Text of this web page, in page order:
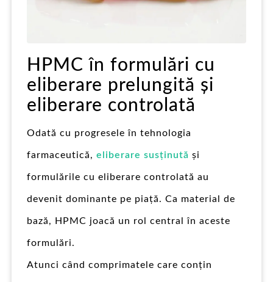
HPMC în formulări cu
eliberare prelungită și
eliberare controlată
Odată cu progresele în tehnologia
farmaceutică, eliberare susținută și
formulările cu eliberare controlată au
devenit dominante pe piață. Ca material de
bază, HPMC joacă un rol central în aceste
formulări.
Atunci când comprimatele care conțin